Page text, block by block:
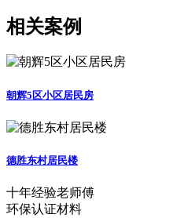
相关案例
朝辉5区小区居民房
德胜东村居民楼
十年经验老师傅
环保认证材料